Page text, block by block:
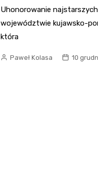
Uhonorowanie
województwie kujawsko-
która
Paweł Kolasa 10